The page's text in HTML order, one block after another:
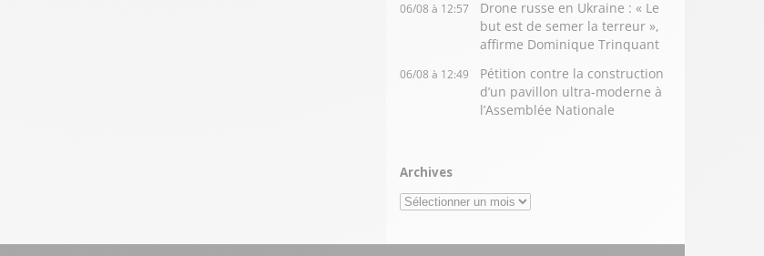
06/08 à 12:57
Drone russe en Ukraine : « Le
but est de semer la terreur »,
affirme Dominique Trinquant
06/08 à 12:49
Pétition contre la construction
d’un pavillon ultra-moderne à
l’Assemblée Nationale
Archives
Archives